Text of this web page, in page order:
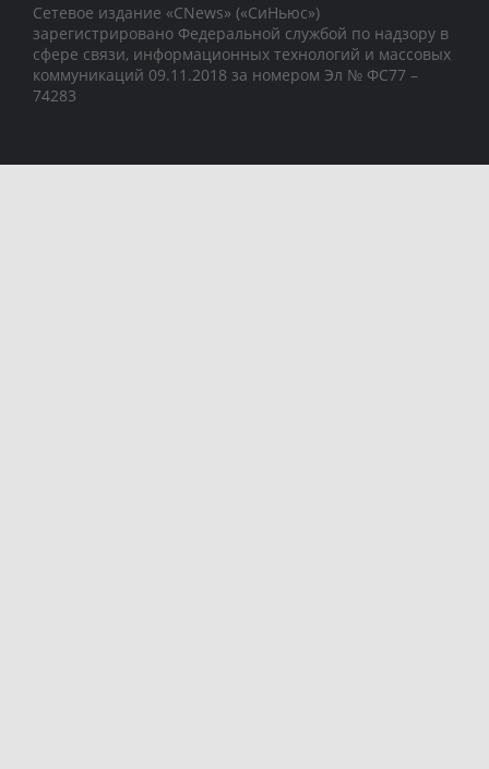
Сетевое издание «CNews» («СиНьюс»)
зарегистрировано Федеральной службой по надзору в
сфере связи, информационных технологий и массовых
коммуникаций 09.11.2018 за номером Эл № ФС77 –
74283